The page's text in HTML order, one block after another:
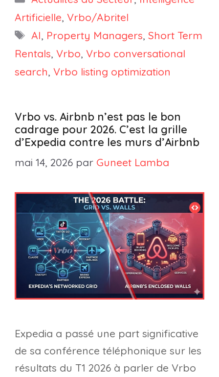
Artificielle, Vrbo/Abritel
Étiquettes
AI, Property Managers, Short Term
Rentals, Vrbo, Vrbo conversational
search, Vrbo listing optimization
Vrbo vs. Airbnb n’est pas le bon
cadrage pour 2026. C’est la grille
d’Expedia contre les murs d’Airbnb
mai 14, 2026 par Guneet Lamba
Expedia a passé une part significative
de sa conférence téléphonique sur les
résultats du T1 2026 à parler de Vrbo